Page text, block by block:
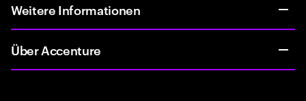
Weitere Informationen
Über Accenture